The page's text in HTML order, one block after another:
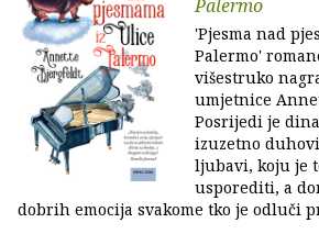
Palermo
'Pjesma nad
Palermo'
višestruko
umjetnice
Posrijedi je
izuzetno
ljubavi, koju je
usporediti, a
dobrih emocija svakome tko je odluči